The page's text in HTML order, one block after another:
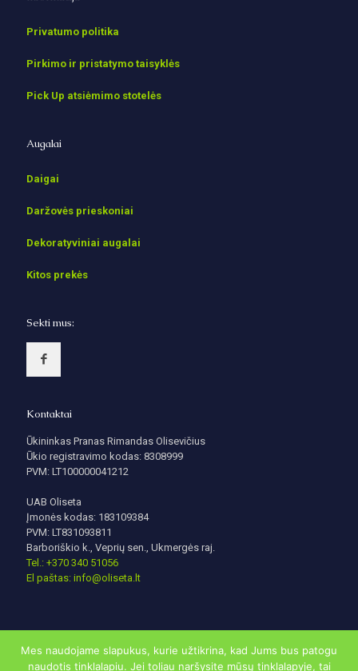
Privatumo politika
Pirkimo ir pristatymo taisyklės
Pick Up atsiėmimo stotelės
Augalai
Daigai
Daržovės prieskoniai
Dekoratyviniai augalai
Kitos prekės
Sekti mus:
Kontaktai
Ūkininkas Pranas Rimandas Olisevičius
Ūkio registravimo kodas: 8308999
PVM: LT100000041212
UAB Oliseta
Įmonės kodas: 183109384
PVM: LT831093811
Barboriškio k., Veprių sen., Ukmergės raj.
Tel.: +370 340 51056
El paštas: info@oliseta.lt
Mes naudojame slapukus, kurie užtikrina, kad Jums bus patogu
naudotis tinklalapiu. Jei toliau naršysite mūsų tinklalapyje, tai